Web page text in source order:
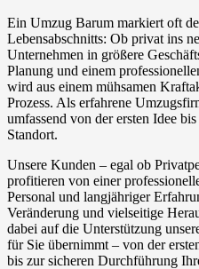
Ein Umzug Barum markiert oft
Lebensabschnitts: Ob privat ins
Unternehmen in größere
Planung und einem
wird aus einem mühsamen
Prozess. Als erfahrene
umfassend von der ersten Idee
Standort.
Unsere Kunden – egal ob
profitieren von einer
Personal und langjähriger
Veränderung und vielseitige
dabei auf die Unterstützung
für Sie übernimmt – von der
bis zur sicheren Durchführung